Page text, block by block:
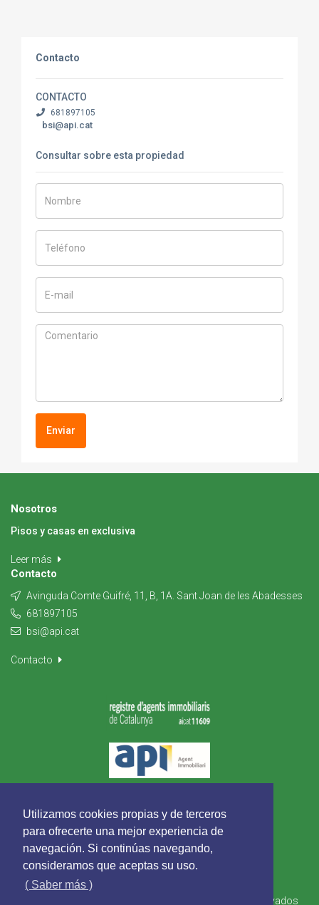
Utilizamos cookies propias y de terceros
para ofrecerte una mejor experiencia de
navegación. Si continúas navegando,
consideramos que aceptas su uso.
( Saber más )
Contacto
CONTACTO
681897105
bsi@api.cat
Consultar sobre esta propiedad
Enviar
Nosotros
Pisos y casas en exclusiva
Leer más
Contacto
Avinguda Comte Guifré, 11, B, 1A. Sant Joan de les Abadesses
681897105
bsi@api.cat
Contacto
Busquets Serveis Immobiliaris - Todos los derechos reservados